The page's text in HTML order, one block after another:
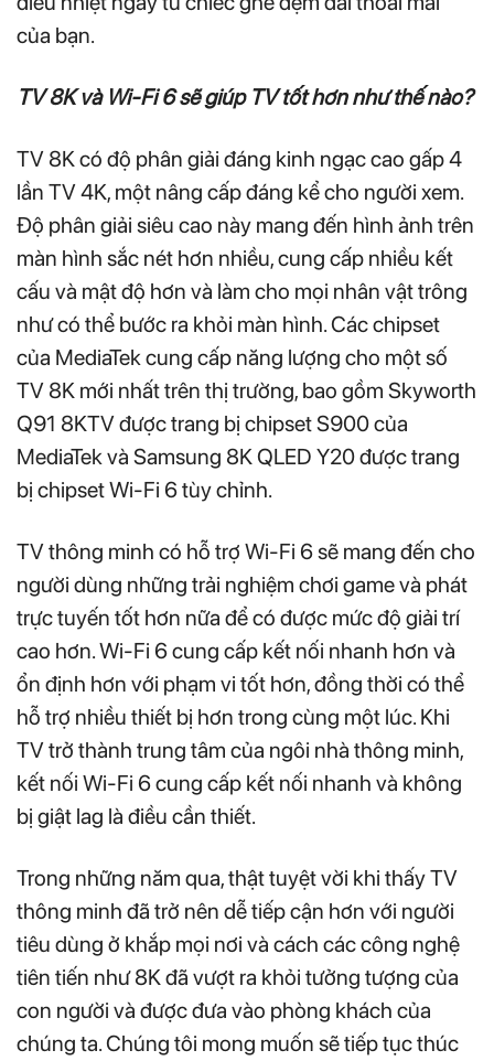
của bạn.
TV 8K và Wi-Fi 6 sẽ giúp TV tốt hơn như thế nào?
TV 8K có độ phân giải đáng kinh ngạc cao gấp 4
lần TV 4K, một nâng cấp đáng kể cho người xem.
Độ phân giải siêu cao này mang đến hình ảnh trên
màn hình sắc nét hơn nhiều, cung cấp nhiều kết
cấu và mật độ hơn và làm cho mọi nhân vật trông
như có thể bước ra khỏi màn hình. Các chipset
của MediaTek cung cấp năng lượng cho một số
TV 8K mới nhất trên thị trường, bao gồm Skyworth
Q91 8KTV được trang bị chipset S900 của
MediaTek và Samsung 8K QLED Y20 được trang
bị chipset Wi-Fi 6 tùy chỉnh.
TV thông minh có hỗ trợ Wi-Fi 6 sẽ mang đến cho
người dùng những trải nghiệm chơi game và phát
trực tuyến tốt hơn nữa để có được mức độ giải trí
cao hơn. Wi-Fi 6 cung cấp kết nối nhanh hơn và
ổn định hơn với phạm vi tốt hơn, đồng thời có thể
hỗ trợ nhiều thiết bị hơn trong cùng một lúc. Khi
TV trở thành trung tâm của ngôi nhà thông minh,
kết nối Wi-Fi 6 cung cấp kết nối nhanh và không
bị giật lag là điều cần thiết.
Trong những năm qua, thật tuyệt vời khi thấy TV
thông minh đã trở nên dễ tiếp cận hơn với người
tiêu dùng ở khắp mọi nơi và cách các công nghệ
tiên tiến như 8K đã vượt ra khỏi tưởng tượng của
con người và được đưa vào phòng khách của
chúng ta. Chúng tôi mong muốn sẽ tiếp tục thúc